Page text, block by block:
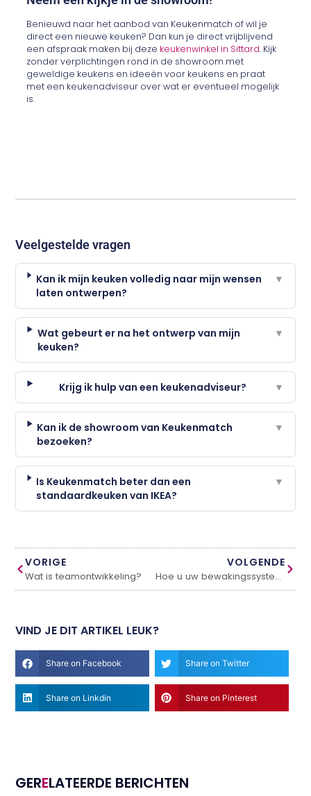
Benieuwd naar het aanbod van Keukenmatch of wil je
direct een nieuwe keuken? Dan kun je direct vrijblijvend
een afspraak maken bij deze keukenwinkel in Sittard. Kijk
zonder verplichtingen rond in de showroom met
geweldige keukens en ideeën voor keukens en praat
met een keukenadviseur over wat er eventueel mogelijk
is.
Veelgestelde vragen
Kan ik mijn keuken volledig naar mijn wensen
laten ontwerpen?
▼
Wat gebeurt er na het ontwerp van mijn
keuken?
▼
Krijg ik hulp van een keukenadviseur? ▼
Kan ik de showroom van Keukenmatch
bezoeken?
▼
Is Keukenmatch beter dan een
standaardkeuken van IKEA?
▼
VORIGE
Wat is teamontwikkeling?
VOLGENDE
Hoe u uw bewakingssysteem tegen hackers kunt beschermen
VIND JE DIT ARTIKEL LEUK?
Share on Facebook Share on Twitter
Share on Linkdin Share on Pinterest
GERELATEERDE BERICHTEN